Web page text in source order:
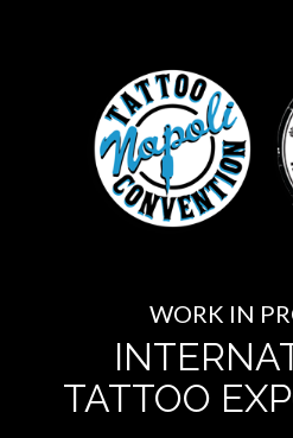
WORK IN
TATTOO